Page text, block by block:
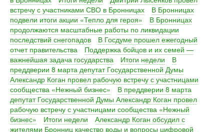
встречу с участниками СВО в Бронницах
В Бронницах
подвели итоги акции «Тепло для героя»
В Бронницах
продолжаются масштабные работы по ликвидации
последствий снегопадов
В Госдуме прошел ежегодный
отчет правительства
Поддержка бойцов и их семей —
важнейшая задача государства
Итоги недели
В
преддверии 8 марта депутат Государственной Думы
Александр Коган провел рабочую встречу с участницами
сообщества «Нежный бизнес»
В преддверии 8 марта
депутат Государственной Думы Александр Коган провел
рабочую встречу с участницами сообщества «Нежный
бизнес»
Итоги недели
Александр Коган обсудил с
жителями Бронниц качество воды и вопросы цифровой